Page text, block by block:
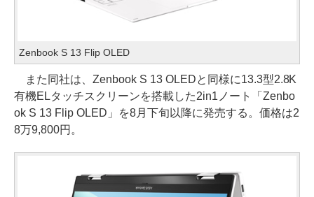
Zenbook S 13 Flip OLED
また同社は、Zenbook S 13 OLEDと同様に13.3型2.8K
有機ELタッチスクリーンを搭載した2in1ノート「Zenbo
ok S 13 Flip OLED」を8月下旬以降に発売する。価格は2
8万9,800円。